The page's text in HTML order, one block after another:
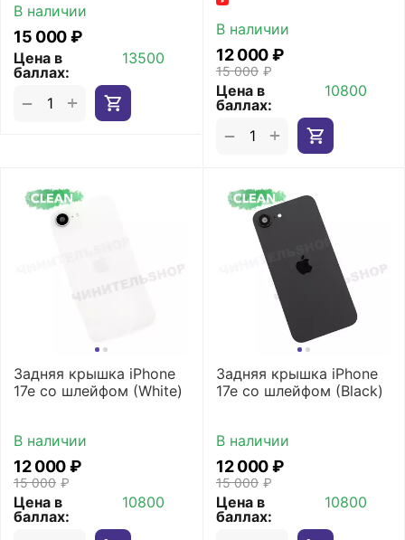
В наличии
15 000₽
Цена в
баллах:
13500
+
−
В наличии
15 000 ₽
12 000₽
Цена в
баллах:
10800
+
−
Задняя крышка iPhone
17e со шлейфом (White)
В наличии
15 000 ₽
12 000₽
Цена в
баллах:
10800
Задняя крышка iPhone
17e со шлейфом (Black)
В наличии
15 000 ₽
12 000₽
Цена в
баллах:
10800